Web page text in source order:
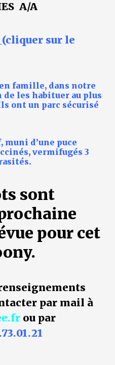
A/A
(cliquer sur le
famille, dans notre
les habituer au plus
ont un parc sécurisé
d’une puce
vermifugés 3
sont
pour cet
par mail à
ou par